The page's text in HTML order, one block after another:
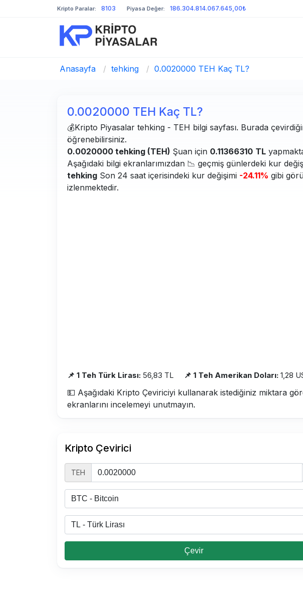
Kripto Paralar: 8103 Piyasa Değer: 186.304.814.067.645,00₺
Anasayfa / tehking / 0.0020000 TEH Kaç TL?
0.0020000 TEH Kaç TL?
💰Kripto Piyasalar tehking - TEH bilgi sayfası. Burada
öğrenebilirsiniz.
0.0020000 tehking (TEH) Şuan için 0.11366310 TL
Aşağıdaki bilgi ekranlarımızdan 📉 geçmiş günlerdeki kur
tehking Son 24 saat içerisindeki kur değişimi -24.11% gibi
izlenmektedir.
📌 1 Teh Türk Lirası: 56,83 TL 📌 1 Teh Amerikan Doları: 1,28
💵 Aşağıdaki Kripto Çeviriciyi kullanarak istediğiniz miktara
ekranlarını incelemeyi unutmayın.
Kripto Çevirici
TEH
Çevir